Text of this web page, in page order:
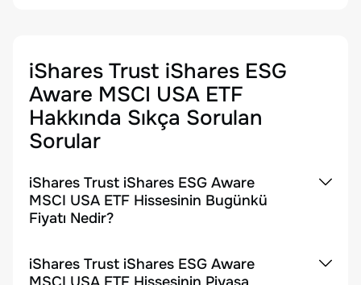
iShares Trust iShares ESG
Aware MSCI USA ETF
Hakkında Sıkça Sorulan
Sorular
iShares Trust iShares ESG Aware
MSCI USA ETF Hissesinin Bugünkü
Fiyatı Nedir?
iShares Trust iShares ESG Aware